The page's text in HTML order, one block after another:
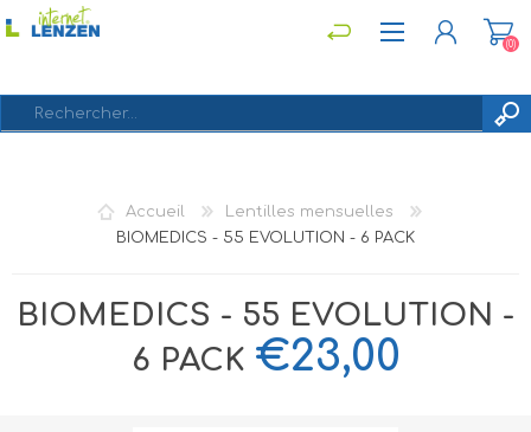
CONNEXION
(0)
Accueil
Lentilles mensuelles
BIOMEDICS - 55 EVOLUTION - 6 PACK
BIOMEDICS - 55 EVOLUTION -
6 PACK €23,00